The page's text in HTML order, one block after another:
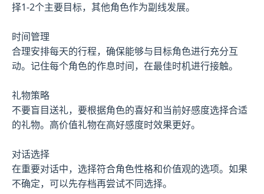
择1-2个主要目标，其他角色作为副线发展。
时间管理
合理安排每天的行程，确保能够与目标角色进行充分互
动。记住每个角色的作息时间，在最佳时机进行接触。
礼物策略
不要盲目送礼，要根据角色的喜好和当前好感度选择合适
的礼物。高价值礼物在高好感度时效果更好。
对话选择
在重要对话中，选择符合角色性格和价值观的选项。如果
不确定，可以先存档再尝试不同选择。